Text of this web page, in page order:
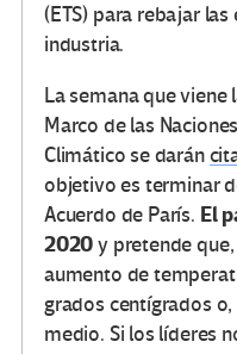
(ETS) para rebajar
industria.
La semana que viene
Marco de las
Climático se darán
objetivo es terminar
Acuerdo de París. El
2020y pretende
aumento de
grados centígrados
medio. Si los líderes